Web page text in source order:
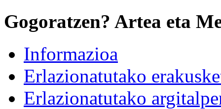
Gogoratzen? Artea eta
Informazioa
Erlazionatutako
Erlazionatutako